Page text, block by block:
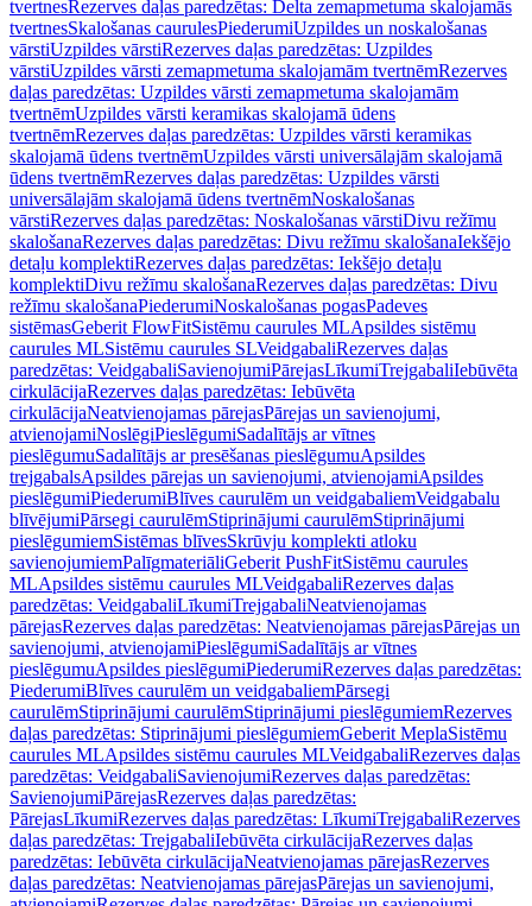
tvertnesRezerves daļas paredzētas: Delta zemapmetuma skalojamās
tvertnesSkalošanas caurulesPiederumiUzpildes un noskalošanas
vārstiUzpildes vārstiRezerves daļas paredzētas: Uzpildes
vārstiUzpildes vārsti zemapmetuma skalojamām tvertnēmRezerves
daļas paredzētas: Uzpildes vārsti zemapmetuma skalojamām
tvertnēmUzpildes vārsti keramikas skalojamā ūdens
tvertnēmRezerves daļas paredzētas: Uzpildes vārsti keramikas
skalojamā ūdens tvertnēmUzpildes vārsti universālajām skalojamā
ūdens tvertnēmRezerves daļas paredzētas: Uzpildes vārsti
universālajām skalojamā ūdens tvertnēmNoskalošanas
vārstiRezerves daļas paredzētas: Noskalošanas vārstiDivu režīmu
skalošanaRezerves daļas paredzētas: Divu režīmu skalošanaIekšējo
detaļu komplektiRezerves daļas paredzētas: Iekšējo detaļu
komplektiDivu režīmu skalošanaRezerves daļas paredzētas: Divu
režīmu skalošanaPiederumiNoskalošanas pogasPadeves
sistēmasGeberit FlowFitSistēmu caurules MLApsildes sistēmu
caurules MLSistēmu caurules SLVeidgabaliRezerves daļas
paredzētas: VeidgabaliSavienojumiPārejasLīkumiTrejgabaliIebūvēta
cirkulācijaRezerves daļas paredzētas: Iebūvēta
cirkulācijaNeatvienojamas pārejasPārejas un savienojumi,
atvienojamiNoslēgiPieslēgumiSadalītājs ar vītnes
pieslēgumuSadalītājs ar presēšanas pieslēgumuApsildes
trejgabalsApsildes pārejas un savienojumi, atvienojamiApsildes
pieslēgumiPiederumiBlīves caurulēm un veidgabaliemVeidgabalu
blīvējumiPārsegi caurulēmStiprinājumi caurulēmStiprinājumi
pieslēgumiemSistēmas blīvesSkrūvju komplekti atloku
savienojumiemPalīgmateriāliGeberit PushFitSistēmu caurules
MLApsildes sistēmu caurules MLVeidgabaliRezerves daļas
paredzētas: VeidgabaliLīkumiTrejgabaliNeatvienojamas
pārejasRezerves daļas paredzētas: Neatvienojamas pārejasPārejas un
savienojumi, atvienojamiPieslēgumiSadalītājs ar vītnes
pieslēgumuApsildes pieslēgumiPiederumiRezerves daļas paredzētas:
PiederumiBlīves caurulēm un veidgabaliemPārsegi
caurulēmStiprinājumi caurulēmStiprinājumi pieslēgumiemRezerves
daļas paredzētas: Stiprinājumi pieslēgumiemGeberit MeplaSistēmu
caurules MLApsildes sistēmu caurules MLVeidgabaliRezerves daļas
paredzētas: VeidgabaliSavienojumiRezerves daļas paredzētas:
SavienojumiPārejasRezerves daļas paredzētas:
PārejasLīkumiRezerves daļas paredzētas: LīkumiTrejgabaliRezerves
daļas paredzētas: TrejgabaliIebūvēta cirkulācijaRezerves daļas
paredzētas: Iebūvēta cirkulācijaNeatvienojamas pārejasRezerves
daļas paredzētas: Neatvienojamas pārejasPārejas un savienojumi,